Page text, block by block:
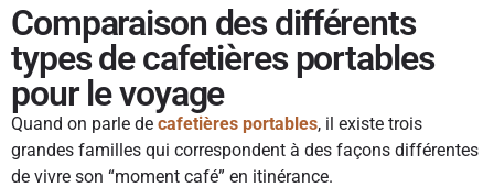
Comparaison des différents
types de cafetières portables
pour le voyage
Quand on parle de cafetières portables, il existe trois
grandes familles qui correspondent à des façons différentes
de vivre son “moment café” en itinérance.